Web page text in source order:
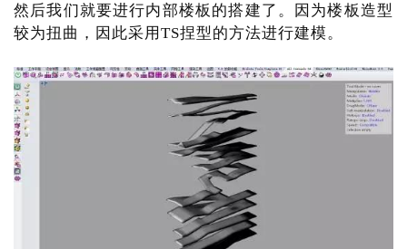
然后我们就要进行内部楼板的搭建了。因为楼板造型
较为扭曲，因此采用TS捏型的方法进行建模。